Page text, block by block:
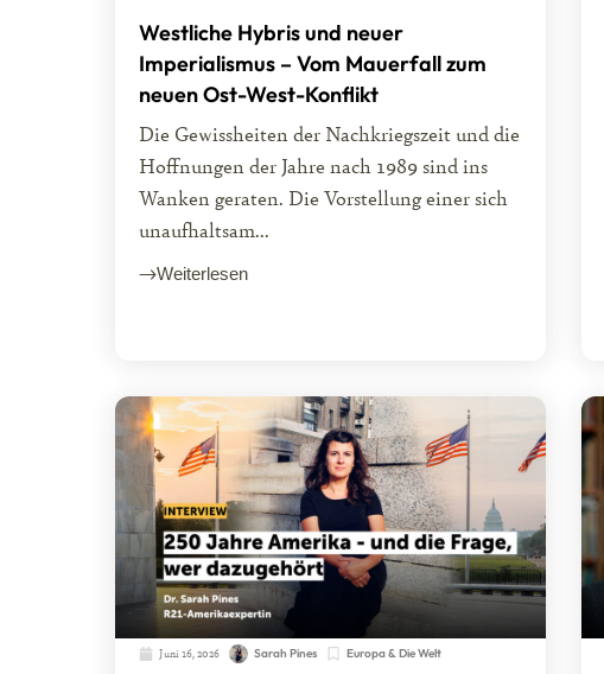
Westliche Hybris und neuer
Imperialismus – Vom Mauerfall zum
neuen Ost-West-Konflikt
Die Gewissheiten der Nachkriegszeit und die
Hoffnungen der Jahre nach 1989 sind ins
Wanken geraten. Die Vorstellung einer sich
unaufhaltsam...
Weiterlesen
Juni 16, 2026 Sarah Pines Europa & Die Welt